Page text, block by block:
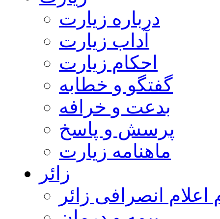
درباره زیارت
آداب زیارت
احکام زیارت
گفتگو و خطابه
بدعت و خرافه
پرسش و پاسخ
ماهنامه زیارت
زائر
اعلام انصرافی زائر